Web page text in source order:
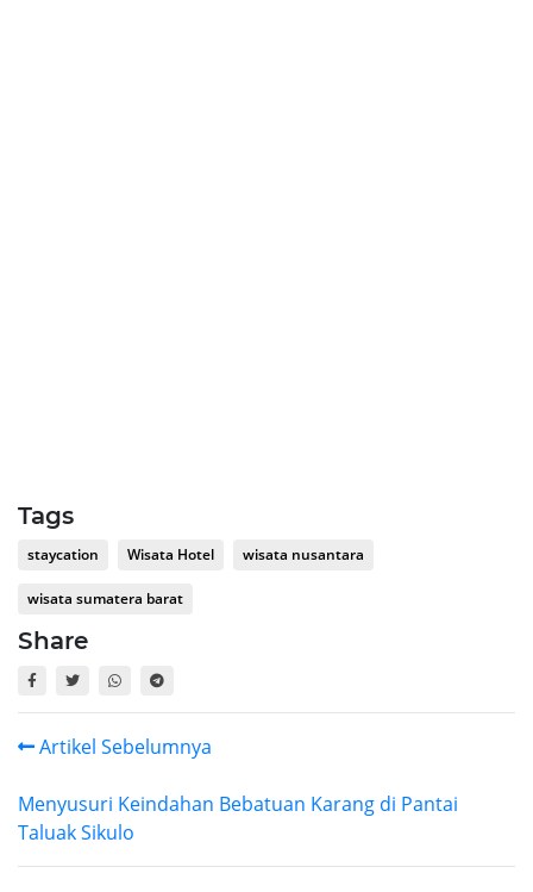
Tags
staycation Wisata Hotel wisata nusantara
wisata sumatera barat
Share
Artikel Sebelumnya
Menyusuri Keindahan Bebatuan Karang di Pantai
Taluak Sikulo